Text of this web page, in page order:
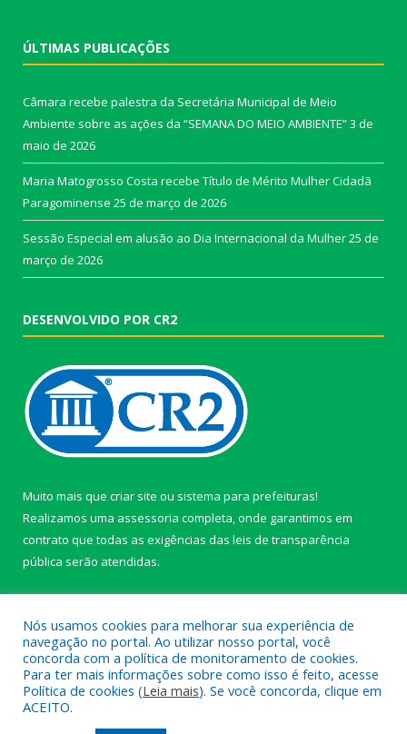
ÚLTIMAS PUBLICAÇÕES
Câmara recebe palestra da Secretária Municipal de Meio
Ambiente sobre as ações da “SEMANA DO MEIO AMBIENTE”3 de
maio de 2026
Maria Matogrosso Costa recebe Título de Mérito Mulher Cidadã
Paragominense 25 de março de 2026
Sessão Especial em alusão ao Dia Internacional da Mulher25 de
março de 2026
DESENVOLVIDO POR CR2
Muito mais que criar site ou sistema para prefeituras!
Realizamos uma assessoria completa, onde garantimos em
contrato que todas as exigências das leis de transparência
pública serão atendidas.
Todos os direitos reservados a câmara de Paragominas.
Nós usamos cookies para melhorar sua experiência de
navegação no portal. Ao utilizar nosso portal, você
concorda com a política de monitoramento de cookies.
Para ter mais informações sobre como isso é feito, acesse
Política de cookies (Leia mais). Se você concorda, clique em
ACEITO.